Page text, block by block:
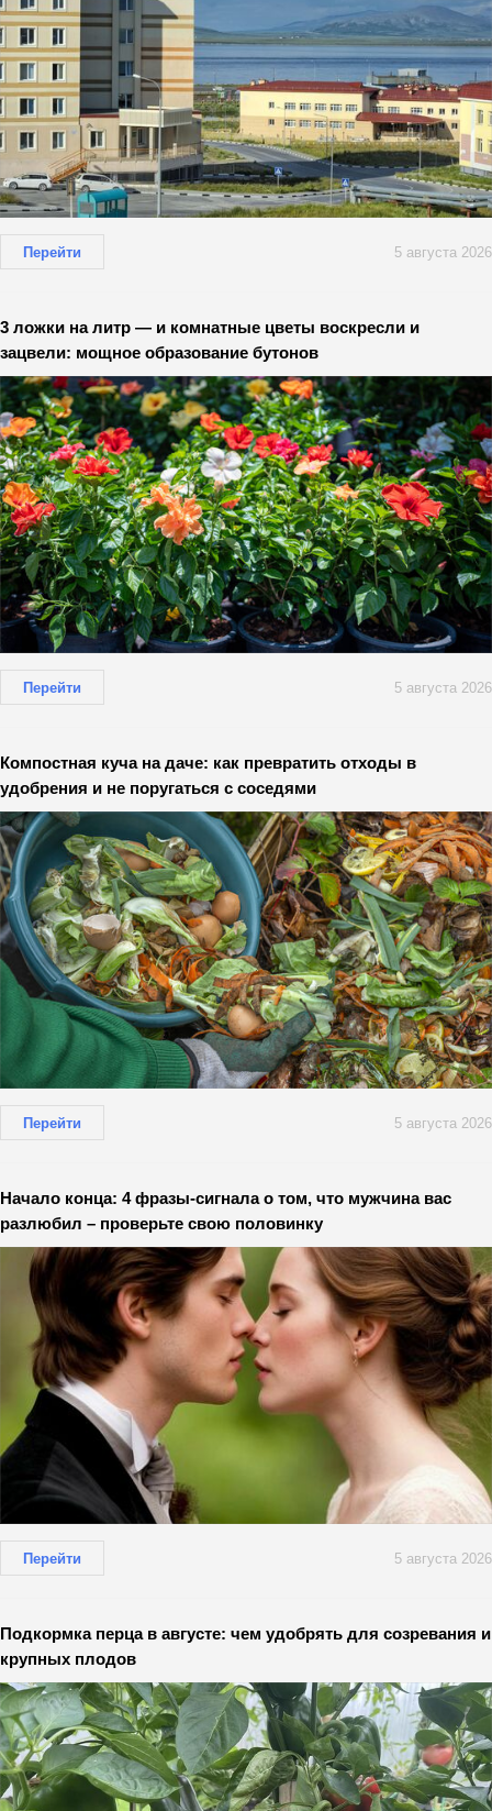
Перейти 5 августа 2026
3 ложки на литр — и комнатные цветы воскресли и
зацвели: мощное образование бутонов
Перейти 5 августа 2026
Компостная куча на даче: как превратить отходы в
удобрения и не поругаться с соседями
Перейти 5 августа 2026
Начало конца: 4 фразы-сигнала о том, что мужчина вас
разлюбил – проверьте свою половинку
Перейти 5 августа 2026
Подкормка перца в августе: чем удобрять для созревания и
крупных плодов